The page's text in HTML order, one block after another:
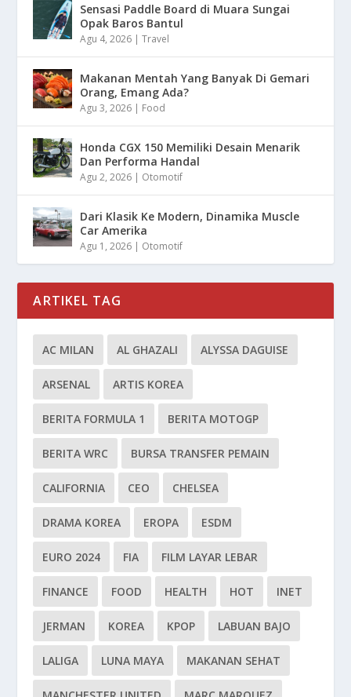
Sensasi Paddle Board di Muara Sungai
Opak Baros Bantul
Agu 4, 2026 |Travel
Makanan Mentah Yang Banyak Di Gemari
Orang, Emang Ada?
Agu 3, 2026 | Food
Honda CGX 150 Memiliki Desain Menarik
Dan Performa Handal
Agu 2, 2026 | Otomotif
Dari Klasik Ke Modern, Dinamika Muscle
Car Amerika
Agu 1, 2026 | Otomotif
ARTIKEL TAG
AC MILAN AL GHAZALI ALYSSA DAGUISE
ARSENAL ARTIS KOREA
BERITA FORMULA 1 BERITA MOTOGP
BERITA WRC BURSA TRANSFER PEMAIN
CALIFORNIA CEO CHELSEA
DRAMA KOREA EROPA ESDM
EURO 2024 FIA FILM LAYAR LEBAR
FINANCE FOOD HEALTH HOT INET
JERMAN KOREA KPOP LABUAN BAJO
LALIGA LUNA MAYA MAKANAN SEHAT